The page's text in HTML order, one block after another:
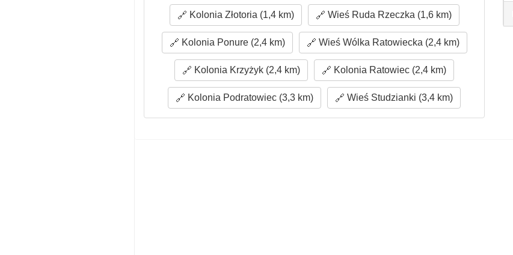
Kolonia Złotoria (1,4 km) Wieś Ruda Rzeczka (1,6 km)
Kolonia Ponure (2,4 km) Wieś Wólka Ratowiecka (2,4 km)
Kolonia Krzyżyk (2,4 km) Kolonia Ratowiec (2,4 km)
Kolonia Podratowiec (3,3 km) Wieś Studzianki (3,4 km)